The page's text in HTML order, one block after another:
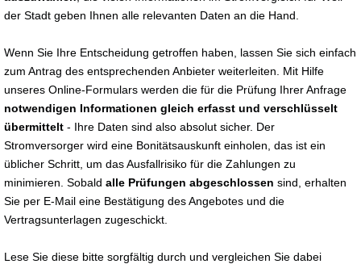
der Stadt geben Ihnen alle relevanten Daten an die Hand.
Wenn Sie Ihre Entscheidung getroffen haben, lassen Sie sich einfach
zum Antrag des entsprechenden Anbieter weiterleiten. Mit Hilfe
unseres Online-Formulars werden die für die Prüfung Ihrer Anfrage
notwendigen Informationen gleich erfasst und verschlüsselt
übermittelt - Ihre Daten sind also absolut sicher. Der
Stromversorger wird eine Bonitätsauskunft einholen, das ist ein
üblicher Schritt, um das Ausfallrisiko für die Zahlungen zu
minimieren. Sobald alle Prüfungen abgeschlossen sind, erhalten
Sie per E-Mail eine Bestätigung des Angebotes und die
Vertragsunterlagen zugeschickt.
Lese Sie diese bitte sorgfältig durch und vergleichen Sie dabei